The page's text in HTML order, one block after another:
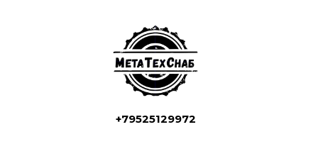
+79525129972